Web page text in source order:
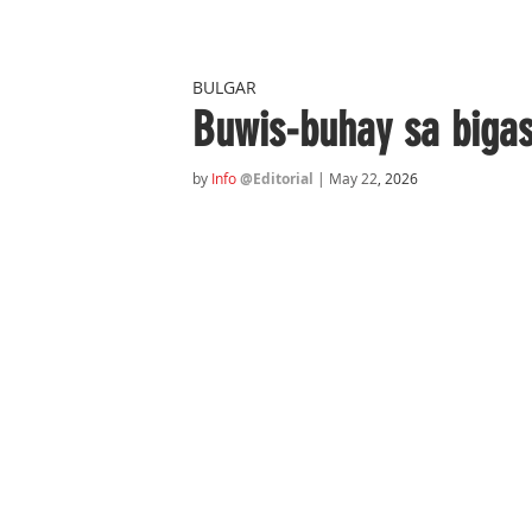
Buwis-buhay sa
BULGAR
by Info@Editorial | May 22 , 2026